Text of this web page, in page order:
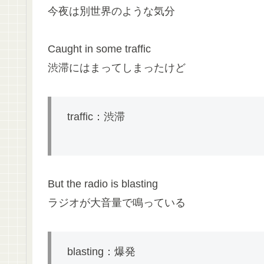
今夜は別世界のような気分
Caught in some traffic
渋滞にはまってしまったけど
traffic：渋滞
But the radio is blasting
ラジオが大音量で鳴っている
blasting：爆発